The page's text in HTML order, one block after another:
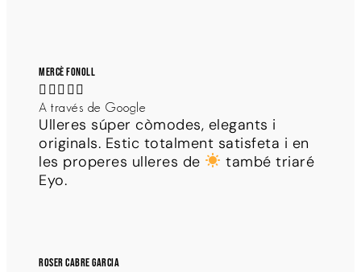
Mercè Fonoll
    
A través de Google
Ulleres súper còmodes, elegants i
originals. Estic totalment satisfeta i en
les properes ulleres de
també triaré
Eyo.
Roser Cabre Garcia